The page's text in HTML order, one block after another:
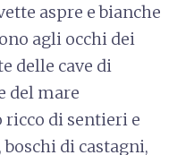
aspre e bianche
agli occhi dei
delle cave di
del mare
ricco di sentieri e
di castagni,